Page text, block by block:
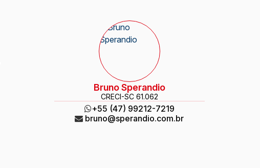
Bruno Sperandio
CRECI-SC 61.062
+55 (47) 99212-7219
bruno@sperandio.com.br